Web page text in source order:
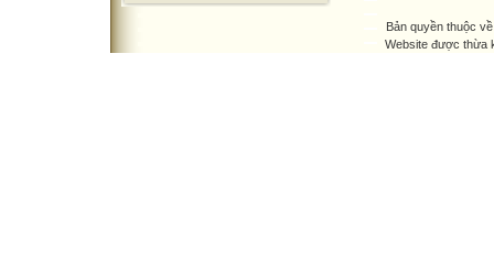
Bản quyền thuộc
Website được thừa